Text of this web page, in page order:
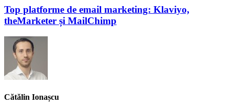
Top platforme de email marketing: Klaviyo,
theMarketer și MailChimp
Cătălin Ionașcu